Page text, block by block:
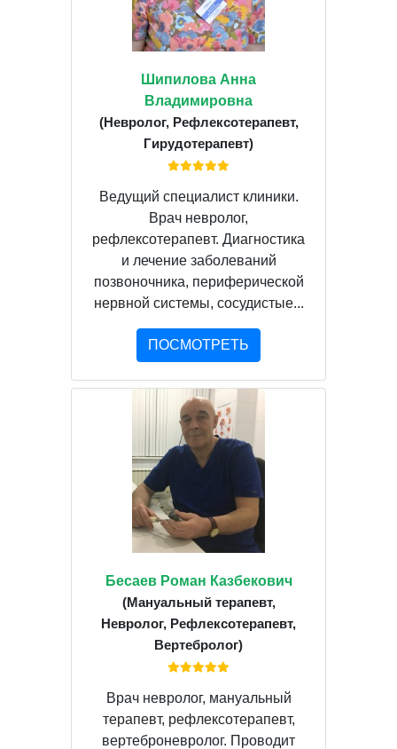
Шипилова Анна
Владимировна
(Невролог, Рефлексотерапевт,
Гирудотерапевт)
Ведущий специалист клиники.
Врач невролог,
рефлексотерапевт. Диагностика
и лечение заболеваний
позвоночника, периферической
нервной системы, сосудистые...
ПОСМОТРЕТЬ
Бесаев Роман Казбекович
(Мануальный терапевт,
Невролог, Рефлексотерапевт,
Вертебролог)
Врач невролог, мануальный
терапевт, рефлексотерапевт,
вертеброневролог. Проводит